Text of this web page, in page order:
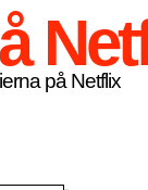
på Netflix